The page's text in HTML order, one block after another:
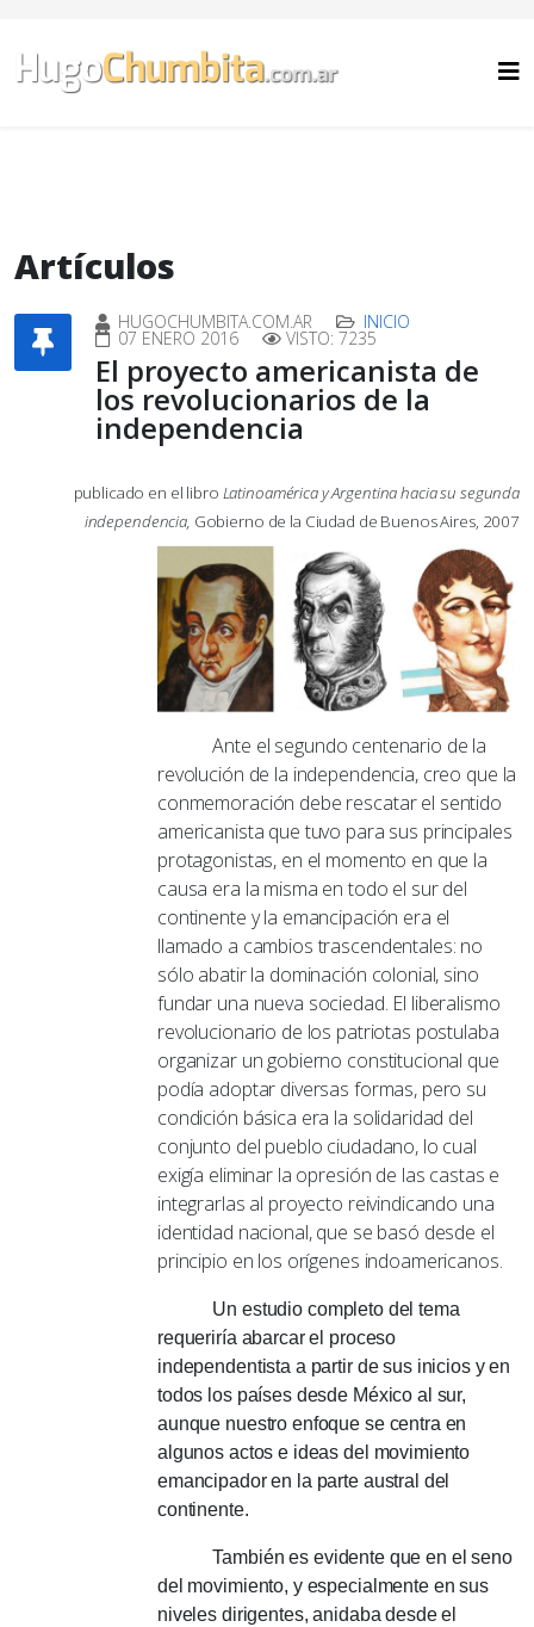
Artículos
HUGOCHUMBITA.COM.AR INICIO
07 ENERO 2016 VISTO: 7235
El proyecto americanista de
los revolucionarios de la
independencia
publicado en el libro Latinoamérica y Argentina hacia su segunda
independencia, Gobierno de la Ciudad de Buenos Aires, 2007
Ante el segundo centenario de la
revolución de la independencia, creo que la
conmemoración debe rescatar el sentido
americanista que tuvo para sus principales
protagonistas, en el momento en que la
causa era la misma en todo el sur del
continente y la emancipación era el
llamado a cambios trascendentales: no
sólo abatir la dominación colonial, sino
fundar una nueva sociedad. El liberalismo
revolucionario de los patriotas postulaba
organizar un gobierno constitucional que
podía adoptar diversas formas, pero su
condición básica era la solidaridad del
conjunto del pueblo ciudadano, lo cual
exigía eliminar la opresión de las castas e
integrarlas al proyecto reivindicando una
identidad nacional, que se basó desde el
principio en los orígenes indoamericanos.
Un estudio completo del tema
requeriría abarcar el proceso
independentista a partir de sus inicios y en
todos los países desde México al sur,
aunque nuestro enfoque se centra en
algunos actos e ideas del movimiento
emancipador en la parte austral del
continente.
También es evidente que en el seno
del movimiento, y especialmente en sus
niveles dirigentes, anidaba desde el